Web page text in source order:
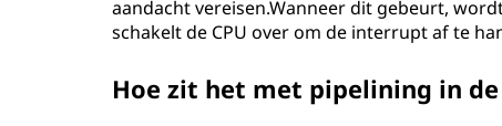
aandacht vereisen.Wanneer dit gebeurt,
schakelt de CPU over om de interrupt af te
Hoe zit het met pipelining in de